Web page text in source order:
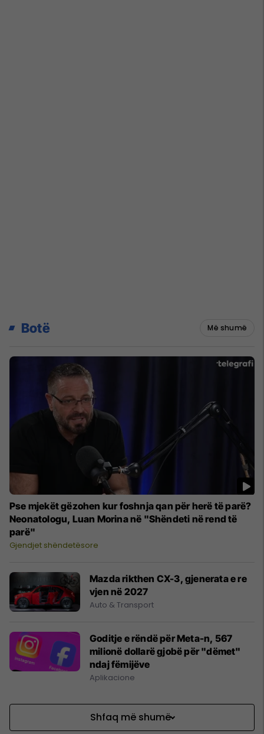
Botë Më shumë
Pse mjekët gëzohen kur foshnja qan për herë të parë?
Neonatologu, Luan Morina në "Shëndeti në rend të
parë"
Gjendjet shëndetësore
Mazda rikthen CX-3, gjenerata e re
vjen në 2027
Auto & Transport
Goditje e rëndë për Meta-n, 567
milionë dollarë gjobë për "dëmet"
ndaj fëmijëve
Aplikacione
Shfaq më shumë